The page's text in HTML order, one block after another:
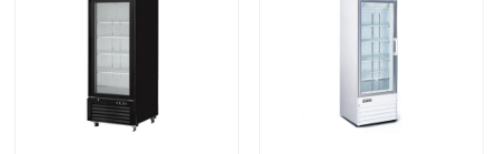
congelatore dell'esposizione del gelato
Portata in frigorifero